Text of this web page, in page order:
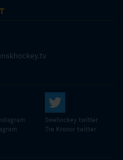
Swehockey twitter
Tre Kronor twitter